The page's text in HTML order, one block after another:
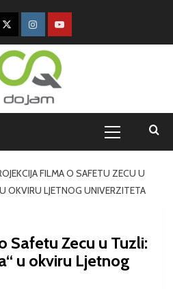
FILMA O SAFETU ZECU U
OKVIRU LJETNOG UNIVERZITETA
Safetu Zecu u Tuzli:
u okviru Ljetnog